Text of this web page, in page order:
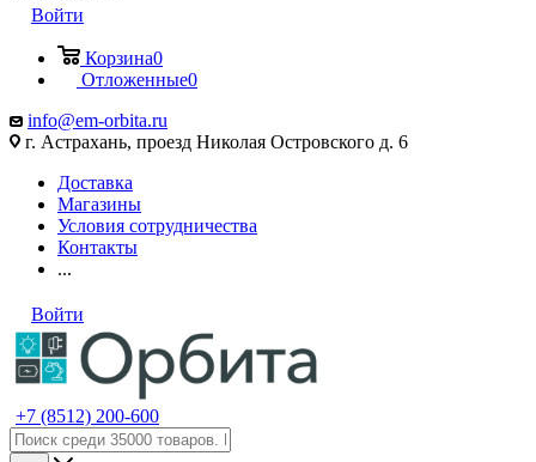
Войти
Корзина0
Отложенные0
info@em-orbita.ru
г. Астрахань, проезд Николая Островского д. 6
Доставка
Магазины
Условия сотрудничества
Контакты
...
Войти
+7 (8512) 200-600